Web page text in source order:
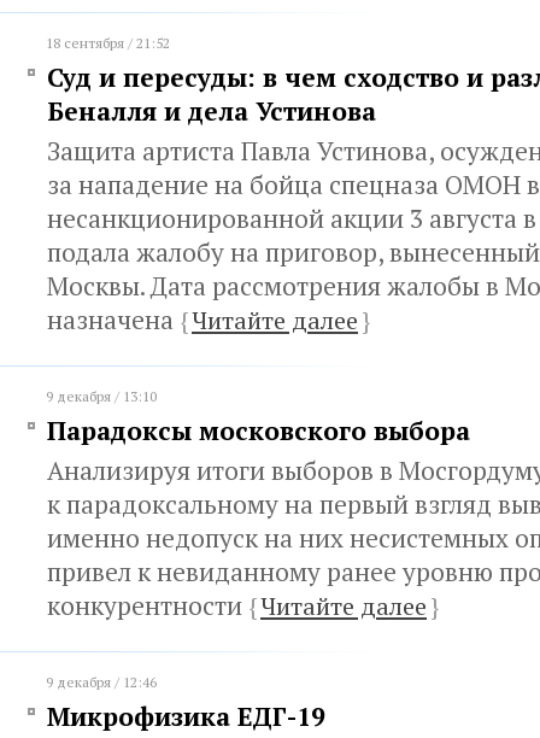
18 сентября / 21:52
Суд и пересуды: в чем сходство и
Беналля и дела Устинова
Защита артиста Павла Устинова,
за нападение на бойца спецназа ОМОН
несанкционированной акции 3 августа
подала жалобу на приговор,
Москвы. Дата рассмотрения жалобы в
назначена {Читайте далее}
9 декабря / 13:10
Парадоксы московского выбора
Анализируя итоги выборов в
к парадоксальному на первый взгляд
именно недопуск на них несистемных
привел к невиданному ранее уровню
конкурентности {Читайте далее}
9 декабря / 12:46
Микрофизика ЕДГ-19